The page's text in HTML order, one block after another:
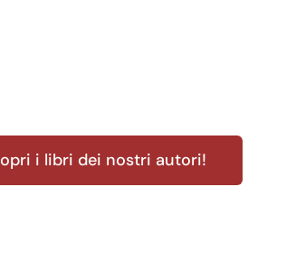
i libri dei nostri autori!